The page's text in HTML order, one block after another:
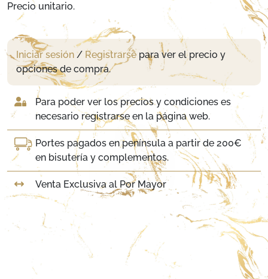
Precio unitario.
Iniciar sesión / Registrarse para ver el precio y
opciones de compra.
Para poder ver los precios y condiciones es
necesario registrarse en la página web.
Portes pagados en península a partir de 200€
en bisutería y complementos.
Venta Exclusiva al Por Mayor